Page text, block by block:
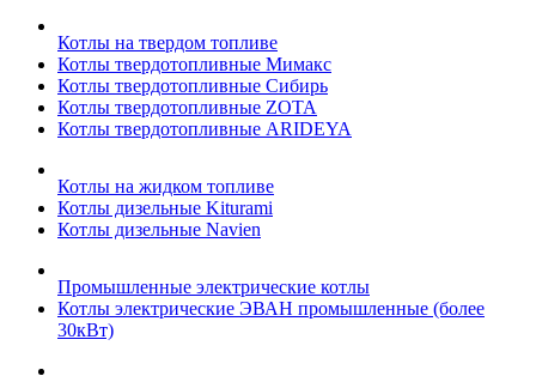
Котлы на твердом топливе
Котлы твердотопливные Мимакс
Котлы твердотопливные Сибирь
Котлы твердотопливные ZOTA
Котлы твердотопливные ARIDEYA
Котлы на жидком топливе
Котлы дизельные Kiturami
Котлы дизельные Navien
Промышленные электрические котлы
Котлы электрические ЭВАН промышленные (более
30кВт)